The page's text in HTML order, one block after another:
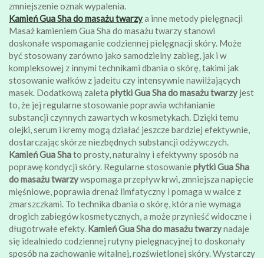
zmniejszenie oznak wypalenia.
Kamień Gua Sha do masażu twarzya inne metody pielęgnacji
Masaż kamieniem Gua Sha do masażu twarzy stanowi
doskonałe wspomaganie codziennej pielęgnacji skóry. Może
być stosowany zarówno jako samodzielny zabieg, jak i w
kompleksowej z innymi technikami dbania o skórę, takimi jak
stosowanie wałków z jadeitu czy intensywnie nawilżających
masek. Dodatkową zaleta płytki Gua Sha do masażu twarzy jest
to, że jej regularne stosowanie poprawia wchłanianie
substancji czynnych zawartych w kosmetykach. Dzięki temu
olejki, serum i kremy mogą działać jeszcze bardziej efektywnie,
dostarczając skórze niezbędnych substancji odżywczych.
Kamień Gua Shato prosty, naturalny i efektywny sposób na
poprawę kondycji skóry. Regularne stosowaniepłytki Gua Sha
do masażu twarzywspomaga przepływ krwi, zmniejsza napięcie
mięśniowe, poprawia drenaż limfatyczny i pomaga w walce z
zmarszczkami. To technika dbania o skórę, która nie wymaga
drogich zabiegów kosmetycznych, a może przynieść widoczne i
długotrwałe efekty. Kamień Gua Sha do masażu twarzynadaje
się idealniedo codziennej rutyny pielęgnacyjnej to doskonały
sposób na zachowanie witalnej, rozświetlonej skóry. Wystarczy